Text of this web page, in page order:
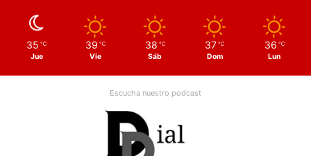
35 ℃
Jue
39 ℃
Vie
38 ℃
Sáb
37 ℃
Dom
36 ℃
Lun
Escucha nuestro podcast